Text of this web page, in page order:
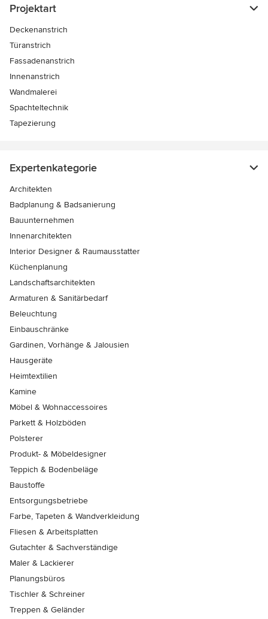
Projektart
Deckenanstrich
Türanstrich
Fassadenanstrich
Innenanstrich
Wandmalerei
Spachteltechnik
Tapezierung
Expertenkategorie
Architekten
Badplanung & Badsanierung
Bauunternehmen
Innenarchitekten
Interior Designer & Raumausstatter
Küchenplanung
Landschaftsarchitekten
Armaturen & Sanitärbedarf
Beleuchtung
Einbauschränke
Gardinen, Vorhänge & Jalousien
Hausgeräte
Heimtextilien
Kamine
Möbel & Wohnaccessoires
Parkett & Holzböden
Polsterer
Produkt- & Möbeldesigner
Teppich & Bodenbeläge
Baustoffe
Entsorgungsbetriebe
Farbe, Tapeten & Wandverkleidung
Fliesen & Arbeitsplatten
Gutachter & Sachverständige
Maler & Lackierer
Planungsbüros
Tischler & Schreiner
Treppen & Geländer